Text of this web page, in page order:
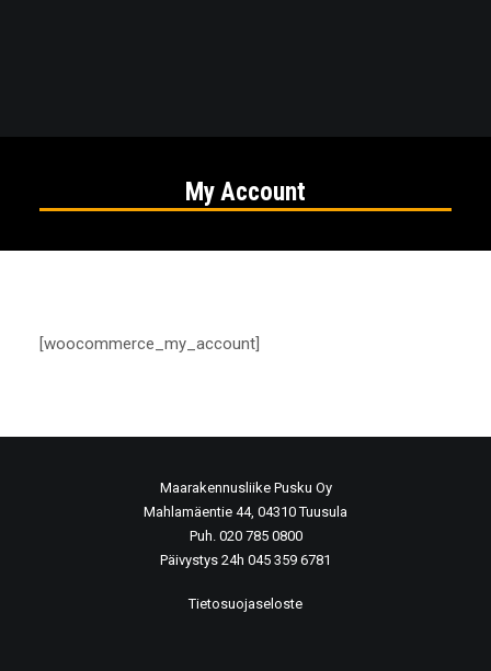
My Account
[woocommerce_my_account]
Maarakennusliike Pusku Oy
Mahlamäentie 44, 04310 Tuusula
Puh. 020 785 0800
Päivystys 24h 045 359 6781
Tietosuojaseloste